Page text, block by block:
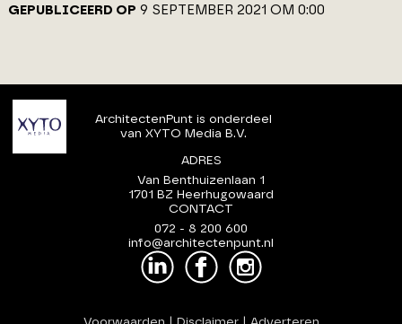
GEPUBLICEERD OP 9 SEPTEMBER 2021 OM 0:00
ArchitectenPunt is onderdeel
van XYTO Media B.V.
ADRES
Van Benthuizenlaan 1
1701 BZ Heerhugowaard
CONTACT
072 - 8 200 600
info@architectenpunt.nl